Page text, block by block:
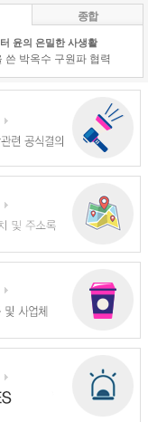
종합
윤의 은밀한 사생활
쓴 박옥수 구원파 협력